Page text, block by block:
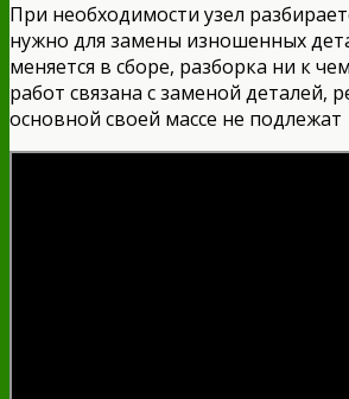
При необходимости узел
нужно для замены изношенных
меняется в сборе, разборка ни к
работ связана с заменой деталей,
основной своей массе не подлежат